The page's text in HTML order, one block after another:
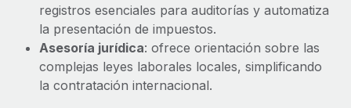
Pento se convierte en un empleador equitativo
con Remote
Gestionar las nóminas internamente es complicado. Tardas
semanas en hacerlo manualmente y, al mes...
registros esenciales para auditorías y automatiza
la presentación de impuestos.
Asesoría jurídica: ofrece orientación sobre las
complejas leyes laborales locales, simplificando
la contratación internacional.